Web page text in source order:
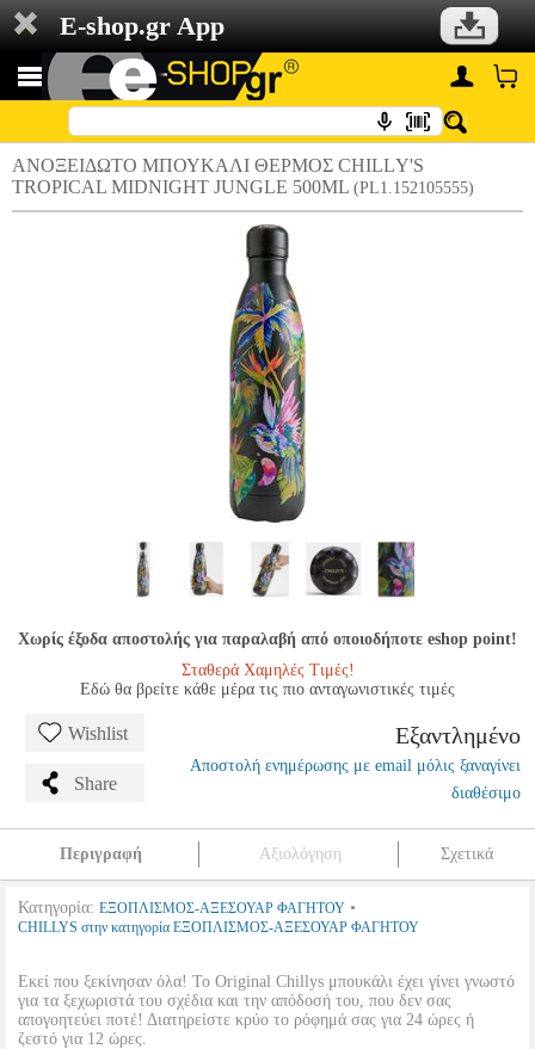
E-shop.gr App
ΑΝΟΞΕΙΔΩΤΟ ΜΠΟΥΚΑΛΙ ΘΕΡΜΟΣ CHILLΥ'S
TROPICAL MIDNIGHT JUNGLE 500ML (PL1.152105555)
Χωρίς έξοδα αποστολής για παραλαβή από οποιοδήποτε eshop point!
Σταθερά Χαμηλές Τιμές!
Εδώ θα βρείτε κάθε μέρα τις πιο ανταγωνιστικές τιμές
Wishlist
Share
Εξαντλημένο
Αποστολή ενημέρωσης με email μόλις ξαναγίνει
διαθέσιμο
Περιγραφή Αξιολόγηση Σχετικά
Κατηγορία: ΕΞΟΠΛΙΣΜΟΣ-ΑΞΕΣΟΥΑΡ ΦΑΓΗΤΟΥ •
CHILLYS στην κατηγορία ΕΞΟΠΛΙΣΜΟΣ-ΑΞΕΣΟΥΑΡ ΦΑΓΗΤΟΥ
Εκεί που ξεκίνησαν όλα! Το Original Chillys μπουκάλι έχει γίνει γνωστό
για τα ξεχωριστά του σχέδια και την απόδοσή του, που δεν σας
απογοητεύει ποτέ! Διατηρείστε κρύο το ρόφημά σας για 24 ώρες ή
ζεστό για 12 ώρες.